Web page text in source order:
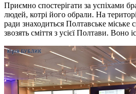
Приємно спостерігати за успіхами
людей, котрі його обрали. На
ради знаходиться Полтавське міське
звозять сміття з усієї Полтави. Воно